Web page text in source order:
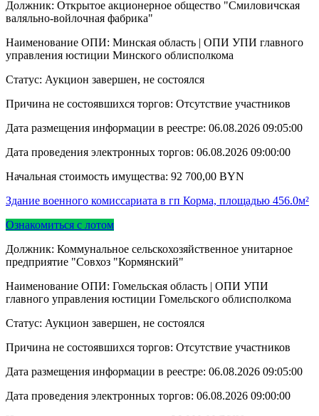
Должник: Открытое акционерное общество "Смиловичская
валяльно-войлочная фабрика"
Наименование ОПИ: Минская область | ОПИ УПИ главного
управления юстиции Минского облисполкома
Статус: Аукцион завершен, не состоялся
Причина не состоявшихся торгов: Отсутствие участников
Дата размещения информации в реестре: 06.08.2026 09:05:00
Дата проведения электронных торгов: 06.08.2026 09:00:00
Начальная стоимость имущества: 92 700,00 BYN
Здание военного комиссариата в гп Корма, площадью 456.0м²
Ознакомиться с лотом
Должник: Коммунальное сельскохозяйственное унитарное
предприятие "Совхоз "Кормянский"
Наименование ОПИ: Гомельская область | ОПИ УПИ
главного управления юстиции Гомельского облисполкома
Статус: Аукцион завершен, не состоялся
Причина не состоявшихся торгов: Отсутствие участников
Дата размещения информации в реестре: 06.08.2026 09:05:00
Дата проведения электронных торгов: 06.08.2026 09:00:00